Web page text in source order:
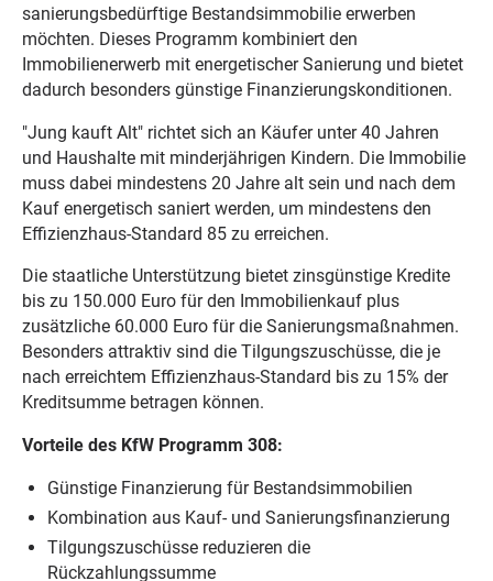
sanierungsbedürftige Bestandsimmobilie erwerben
möchten. Dieses Programm kombiniert den
Immobilienerwerb mit energetischer Sanierung und bietet
dadurch besonders günstige Finanzierungskonditionen.
"Jung kauft Alt" richtet sich an Käufer unter 40 Jahren
und Haushalte mit minderjährigen Kindern. Die Immobilie
muss dabei mindestens 20 Jahre alt sein und nach dem
Kauf energetisch saniert werden, um mindestens den
Effizienzhaus-Standard 85 zu erreichen.
Die staatliche Unterstützung bietet zinsgünstige Kredite
bis zu 150.000 Euro für den Immobilienkauf plus
zusätzliche 60.000 Euro für die Sanierungsmaßnahmen.
Besonders attraktiv sind die Tilgungszuschüsse, die je
nach erreichtem Effizienzhaus-Standard bis zu 15% der
Kreditsumme betragen können.
Vorteile des KfW Programm 308:
Günstige Finanzierung für Bestandsimmobilien
Kombination aus Kauf- und Sanierungsfinanzierung
Tilgungszuschüsse reduzieren die
Rückzahlungssumme